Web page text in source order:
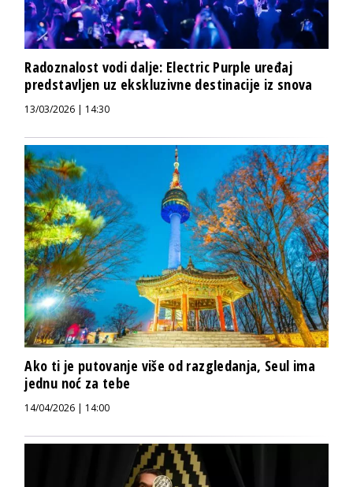
Radoznalost vodi dalje: Electric Purple uređaj
predstavljen uz ekskluzivne destinacije iz snova
13/03/2026 | 14:30
Ako ti je putovanje više od razgledanja, Seul ima
jednu noć za tebe
14/04/2026 | 14:00